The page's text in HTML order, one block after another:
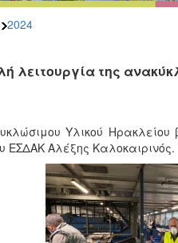
2024
λειτουργία της
Υλικού
ΕΣΔΑΚ Αλέξης Καλοκαιρινός.